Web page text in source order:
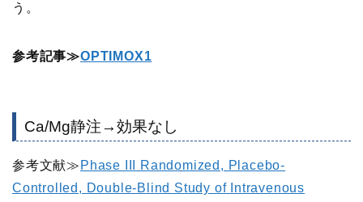
う。
参考記事≫OPTIMOX1
Ca/Mg静注→効果なし
参考文献≫ Phase III Randomized, Placebo-
Controlled, Double-Blind Study of Intravenous